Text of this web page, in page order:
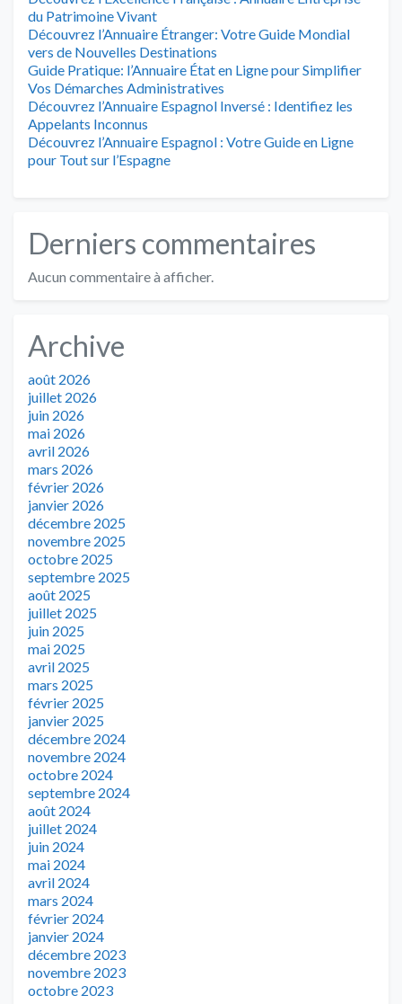
du Patrimoine Vivant
Découvrez l’Annuaire Étranger: Votre Guide Mondial
vers de Nouvelles Destinations
Guide Pratique: l’Annuaire État en Ligne pour Simplifier
Vos Démarches Administratives
Découvrez l’Annuaire Espagnol Inversé : Identifiez les
Appelants Inconnus
Découvrez l’Annuaire Espagnol : Votre Guide en Ligne
pour Tout sur l’Espagne
Derniers commentaires
Aucun commentaire à afficher.
Archive
août 2026
juillet 2026
juin 2026
mai 2026
avril 2026
mars 2026
février 2026
janvier 2026
décembre 2025
novembre 2025
octobre 2025
septembre 2025
août 2025
juillet 2025
juin 2025
mai 2025
avril 2025
mars 2025
février 2025
janvier 2025
décembre 2024
novembre 2024
octobre 2024
septembre 2024
août 2024
juillet 2024
juin 2024
mai 2024
avril 2024
mars 2024
février 2024
janvier 2024
décembre 2023
novembre 2023
octobre 2023